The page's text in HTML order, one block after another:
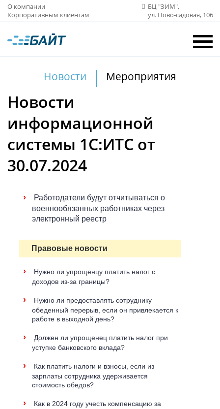
О компании
Корпоративным клиентам
БЦ "ЗИМ",
ул. Ново‑садовая, 106
Новости Мероприятия
Новости
информационной
системы 1С:ИТС от
30.07.2024
›
Работодатели будут отчитываться о
военнообязанных работниках через
электронный реестр
Правовые новости
›
Нужно ли упрощенцу платить налог с
доходов из-за границы?
›
Нужно ли предоставлять сотруднику
обеденный перерыв, если он привлекается к
работе в выходной день?
›
Должен ли упрощенец платить налог при
уступке банковского вклада?
›
Как платить налоги и взносы, если из
зарплаты сотрудника удерживается
стоимость обедов?
›
Как в 2024 году учесть компенсацию за